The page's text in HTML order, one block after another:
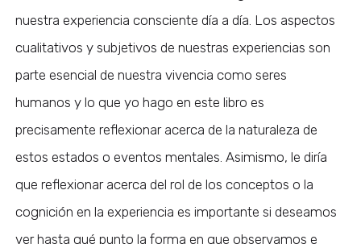
nuestra experiencia consciente día a día. Los aspectos
cualitativos y subjetivos de nuestras experiencias son
parte esencial de nuestra vivencia como seres
humanos y lo que yo hago en este libro es
precisamente reflexionar acerca de la naturaleza de
estos estados o eventos mentales. Asimismo, le diría
que reflexionar acerca del rol de los conceptos o la
cognición en la experiencia es importante si deseamos
ver hasta qué punto la forma en que observamos e